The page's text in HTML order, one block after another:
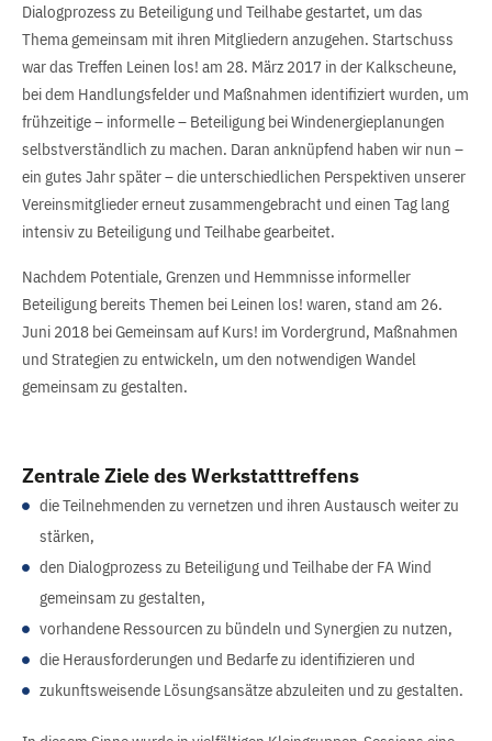
Dialogprozess zu Beteiligung und Teilhabe gestartet, um das
Thema gemeinsam mit ihren Mitgliedern anzugehen. Startschuss
war das Treffen Leinen los! am 28. März 2017 in der Kalkscheune,
bei dem Handlungsfelder und Maßnahmen identifiziert wurden, um
frühzeitige – informelle – Beteiligung bei Windenergieplanungen
selbstverständlich zu machen. Daran anknüpfend haben wir nun –
ein gutes Jahr später – die unterschiedlichen Perspektiven unserer
Vereinsmitglieder erneut zusammengebracht und einen Tag lang
intensiv zu Beteiligung und Teilhabe gearbeitet.
Nachdem Potentiale, Grenzen und Hemmnisse informeller
Beteiligung bereits Themen bei Leinen los! waren, stand am 26.
Juni 2018 bei Gemeinsam auf Kurs! im Vordergrund, Maßnahmen
und Strategien zu entwickeln, um den notwendigen Wandel
gemeinsam zu gestalten.
Zentrale Ziele des Werkstatttreffens
die Teilnehmenden zu vernetzen und ihren Austausch weiter zu
stärken,
den Dialogprozess zu Beteiligung und Teilhabe der FA Wind
gemeinsam zu gestalten,
vorhandene Ressourcen zu bündeln und Synergien zu nutzen,
die Herausforderungen und Bedarfe zu identifizieren und
zukunftsweisende Lösungsansätze abzuleiten und zu gestalten.